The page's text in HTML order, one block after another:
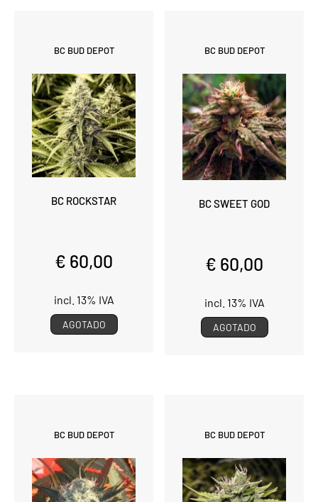
BC BUD DEPOT
BC ROCKSTAR
€ 60,00
incl. 13% IVA
AGOTADO
BC BUD DEPOT
BC SWEET GOD
€ 60,00
incl. 13% IVA
AGOTADO
BC BUD DEPOT BC BUD DEPOT